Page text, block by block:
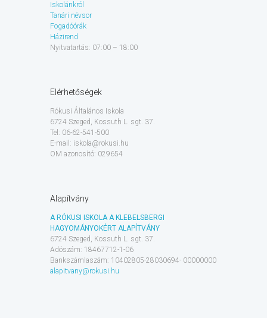
Iskolánkról
Tanári névsor
Fogadóórák
Házirend
Nyitvatartás: 07:00 – 18:00
Elérhetőségek
Rókusi Általános Iskola
6724 Szeged, Kossuth L. sgt. 37.
Tel: 06-62-541-500
E-mail: iskola@rokusi.hu
OM azonosító: 029654
Alapítvány
A RÓKUSI ISKOLA A KLEBELSBERGI
HAGYOMÁNYOKÉRT ALAPÍTVÁNY
6724 Szeged, Kossuth L. sgt. 37.
Adószám: 18467712-1-06
Bankszámlaszám: 10402805-28030694- 00000000
alapitvany@rokusi.hu